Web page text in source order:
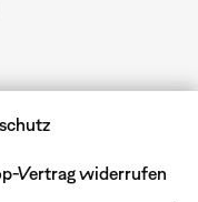
Vertrag widerrufen